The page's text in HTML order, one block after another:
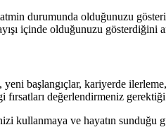
durumunda olduğunuzu
içinde olduğunuzu gösterdiğini
yeni başlangıçlar, kariyerde
fırsatları değerlendirmeniz
kullanmaya ve hayatın